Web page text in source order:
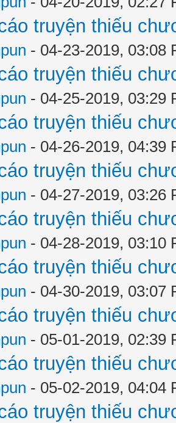
truyện thiếu
- 04-23-2019, 03:08
truyện thiếu
- 04-25-2019, 03:29
truyện thiếu
- 04-26-2019, 04:39
truyện thiếu
- 04-27-2019, 03:26
truyện thiếu
- 04-28-2019, 03:10
truyện thiếu
- 04-30-2019, 03:07
truyện thiếu
- 05-01-2019, 02:39
truyện thiếu
- 05-02-2019, 04:04
truyện thiếu